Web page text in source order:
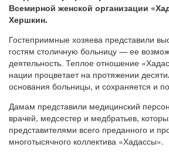
Всемирной женской организации
Хершкин.
Гостеприимные хозяева представили
гостям столичную больницу — ее
деятельность. Теплое отношение
нации процветает на протяжении
основания больницы, и сохраняется и
Дамам представили медицинский
врачей, медсестер и медбратьев,
представителями всего преданного и
многотысячного коллектива «Хадассы».